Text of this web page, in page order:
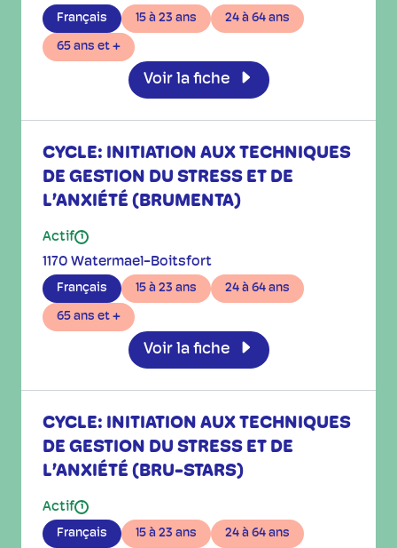
Français 15 à 23 ans 24 à 64 ans
65 ans et +
Voir la fiche
CYCLE: INITIATION AUX TECHNIQUES
DE GESTION DU STRESS ET DE
L’ANXIÉTÉ (BRUMENTA)
Actif i
1170 Watermael-Boitsfort
Français 15 à 23 ans 24 à 64 ans
65 ans et +
Voir la fiche
CYCLE: INITIATION AUX TECHNIQUES
DE GESTION DU STRESS ET DE
L’ANXIÉTÉ (BRU-STARS)
Actif i
Français 15 à 23 ans 24 à 64 ans